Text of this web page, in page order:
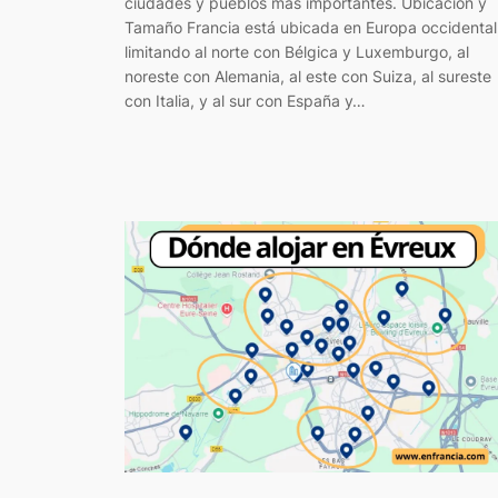
Tamaño Francia está ubicada en Europa
limitando al norte con Bélgica y Luxemburgo, al
noreste con Alemania, al este con Suiza, al sureste
con Italia, y al sur con España y…